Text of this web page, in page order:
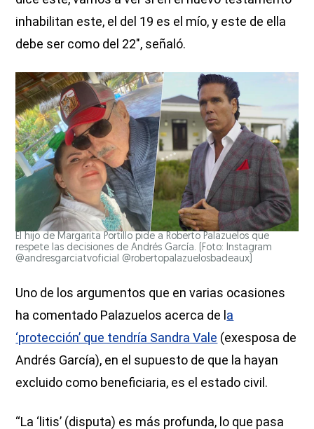
inhabilitan este, el del 19 es el mío, y este de ella
debe ser como del 22″, señaló.
El hijo de Margarita Portillo pide a Roberto Palazuelos que
respete las decisiones de Andrés García. (Foto: Instagram
@andresgarciatvoficial @robertopalazuelosbadeaux)
Uno de los argumentos que en varias ocasiones
ha comentado Palazuelos acerca de la
‘protección’ que tendría Sandra Vale (exesposa de
Andrés García), en el supuesto de que la hayan
excluido como beneficiaria, es el estado civil.
“La ‘litis’ (disputa) es más profunda, lo que pasa